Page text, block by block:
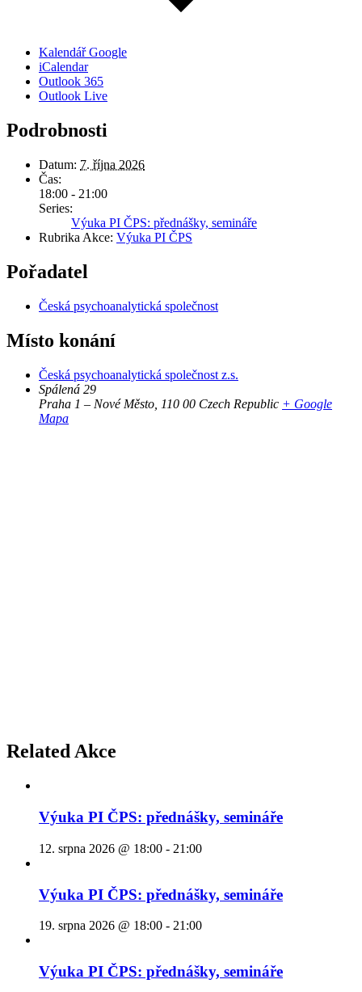
Kalendář Google
iCalendar
Outlook 365
Outlook Live
Podrobnosti
Datum: 7. října 2026
Čas:
18:00 - 21:00
Series:
Výuka PI ČPS: přednášky, semináře
Rubrika Akce: Výuka PI ČPS
Pořadatel
Česká psychoanalytická společnost
Místo konání
Česká psychoanalytická společnost z.s.
Spálená 29
Praha 1 – Nové Město 110 00 Czech Republic + Google
Mapa
Related Akce
Výuka PI ČPS: přednášky, semináře
12. srpna 2026 @ 18:00 - 21:00
Výuka PI ČPS: přednášky, semináře
19. srpna 2026 @ 18:00 - 21:00
Výuka PI ČPS: přednášky, semináře